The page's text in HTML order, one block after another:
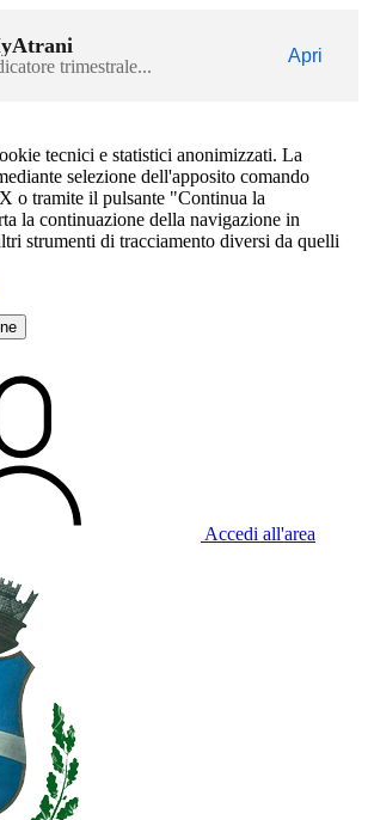
trimestrale...
Apri
tecnici e statistici anonimizzati. La
selezione dell'apposito comando
o tramite il pulsante "Continua la
la continuazione della navigazione in
strumenti di tracciamento diversi da quelli
Accedi all'area